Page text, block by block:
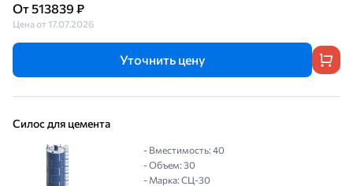
От 513839 ₽
Цена от 17.07.2026
Уточнить цену
Силос для цемента
- Вместимость: 40
- Объем: 30
- Марка: СЦ-30